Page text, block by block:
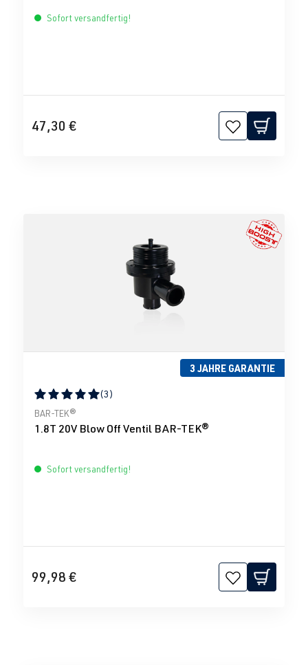
Sofort versandfertig!
47,30 €
3 JAHRE GARANTIE
Durchschnittliche Bewertung von 5 von 5 Sternen
(3)
BAR-TEK®
1.8T 20V Blow Off Ventil BAR-TEK®
Sofort versandfertig!
99,98 €